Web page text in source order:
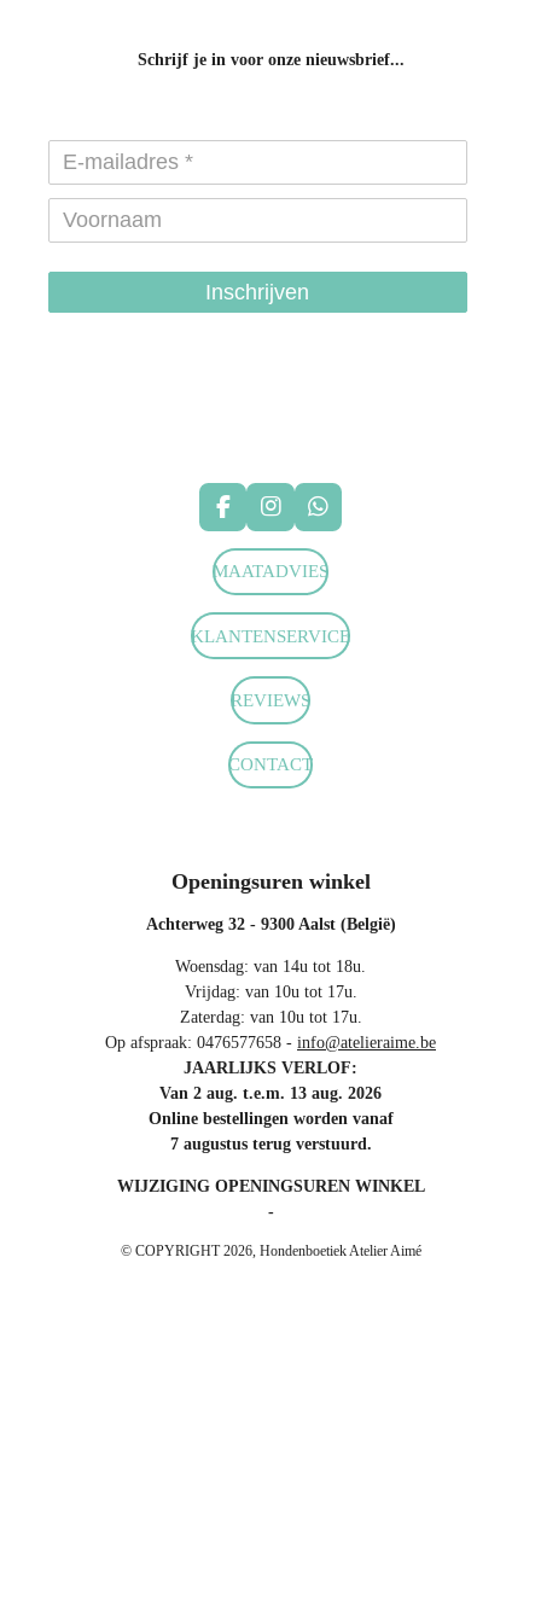
Schrijf je in voor onze nieuwsbrief...
Inschrijven
F
a
c
e
o
I
n
t
r
m
W
h
a
t
p
MAATADVIES
KLANTENSERVICE
REVIEWS
CONTACT
Openingsuren winkel
Achterweg 32 - 9300 Aalst (België)
Woensdag: van 14u tot 18u.
Vrijdag: van 10u tot 17u.
Zaterdag: van 10u tot 17u.
Op afspraak: 0476577658 - info@atelieraime.be
JAARLIJKS VERLOF:
Van 2 aug. t.e.m. 13 aug. 2026
Online bestellingen worden vanaf
7 augustus terug verstuurd.
WIJZIGING OPENINGSUREN WINKEL
-
© COPYRIGHT 2026, Hondenboetiek Atelier Aimé